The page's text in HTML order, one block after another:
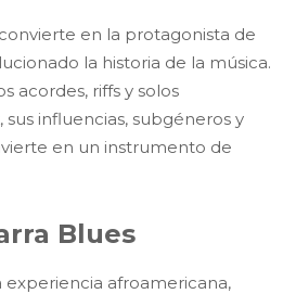
en la protagonista de
la historia de la música.
acordes, riffs y solos
influencias, subgéneros y
en un instrumento de
Blues
afroamericana,